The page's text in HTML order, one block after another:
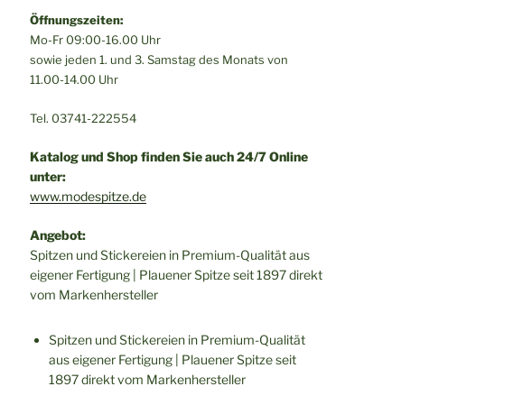
Öffnungszeiten:
Mo-Fr 09:00-16.00 Uhr
sowie jeden 1. und 3. Samstag des Monats von
11.00-14.00 Uhr
Tel. 03741-222554
Katalog und Shop finden Sie auch 24/7 Online
unter:
www.modespitze.de
Angebot:
Spitzen und Stickereien in Premium-Qualität aus
eigener Fertigung | Plauener Spitze seit 1897 direkt
vom Markenhersteller
Spitzen und Stickereien in Premium-Qualität
aus eigener Fertigung | Plauener Spitze seit
1897 direkt vom Markenhersteller